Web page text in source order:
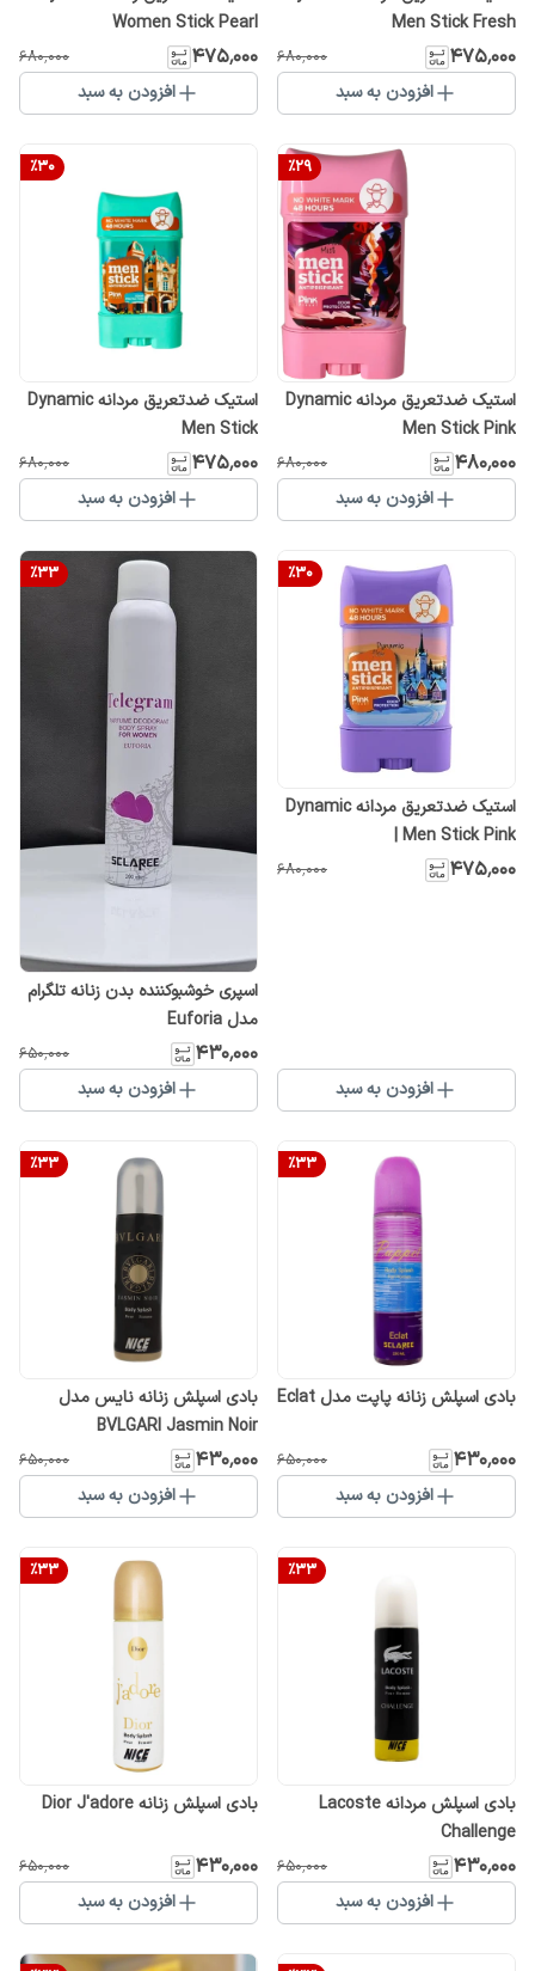
Men Stick Fresh
۴۷۵٬۰۰۰ ۶۸۰٬۰۰۰
افزودن به سبد
Women Stick Pearl
۴۷۵٬۰۰۰ ۶۸۰٬۰۰۰
افزودن به سبد
%29
استیک ضدتعریق مردانه Dynamic
Men Stick Pink
۴۸۰٬۰۰۰ ۶۸۰٬۰۰۰
افزودن به سبد
%30
استیک ضدتعریق مردانه Dynamic
Men Stick
۴۷۵٬۰۰۰ ۶۸۰٬۰۰۰
افزودن به سبد
%30
استیک ضدتعریق مردانه Dynamic
Men Stick Pink |
۴۷۵٬۰۰۰ ۶۸۰٬۰۰۰
افزودن به سبد
%33
اسپری خوشبوکننده بدن زنانه تلگرام
مدل Euforia
۴۳۰٬۰۰۰ ۶۵۰٬۰۰۰
افزودن به سبد
%33
بادی اسپلش زنانه پاپت مدل Eclat
۴۳۰٬۰۰۰ ۶۵۰٬۰۰۰
افزودن به سبد
%33
بادی اسپلش زنانه نایس مدل
BVLGARI Jasmin Noir
۴۳۰٬۰۰۰ ۶۵۰٬۰۰۰
افزودن به سبد
%33
بادی اسپلش مردانه Lacoste
Challenge
۴۳۰٬۰۰۰ ۶۵۰٬۰۰۰
افزودن به سبد
%33
بادی اسپلش زنانه Dior J'adore
۴۳۰٬۰۰۰ ۶۵۰٬۰۰۰
افزودن به سبد